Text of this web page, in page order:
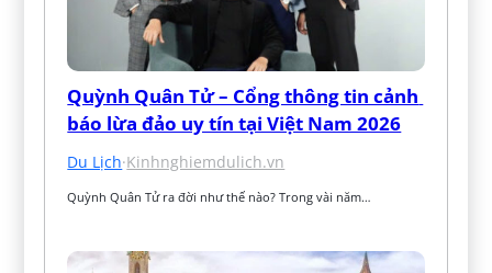
Quỳnh Quân Tử – Cổng thông tin cảnh
báo lừa đảo uy tín tại Việt Nam 2026
Du Lịch·Kinhnghiemdulich.vn
Quỳnh Quân Tử ra đời như thế nào? Trong vài năm…